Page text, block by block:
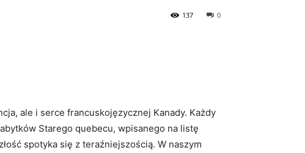
0
137
ale i serce francuskojęzycznej Kanady. Każdy
Starego quebecu, wpisanego na listę
spotyka się z teraźniejszością. W naszym